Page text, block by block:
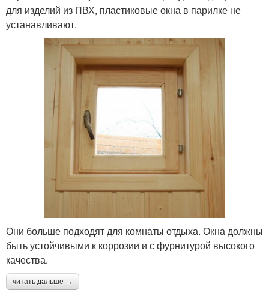
для изделий из ПВХ, пластиковые окна в парилке не
устанавливают.
Они больше подходят для комнаты отдыха. Окна должны
быть устойчивыми к коррозии и с фурнитурой высокого
качества.
читать дальше →